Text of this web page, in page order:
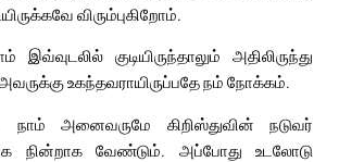
விரும்புகிறோம்.
குடியிருந்தாலும் அதிலிருந்து
அவருக்கு உகந்தவராயிருப்பதே நம் நோக்கம்.
நாம் அனைவருமே கிறிஸ்துவின் நடுவர்
நின்றாக வேண்டும். அப்போது உடலோடு